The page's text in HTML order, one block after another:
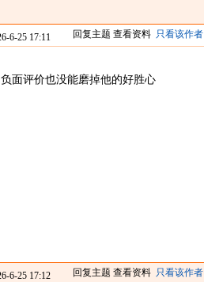
6-25 17:11 回复主题 查看资料 只看该作者
面评价也没能磨掉他的好胜心
6-25 17:12 回复主题 查看资料 只看该作者